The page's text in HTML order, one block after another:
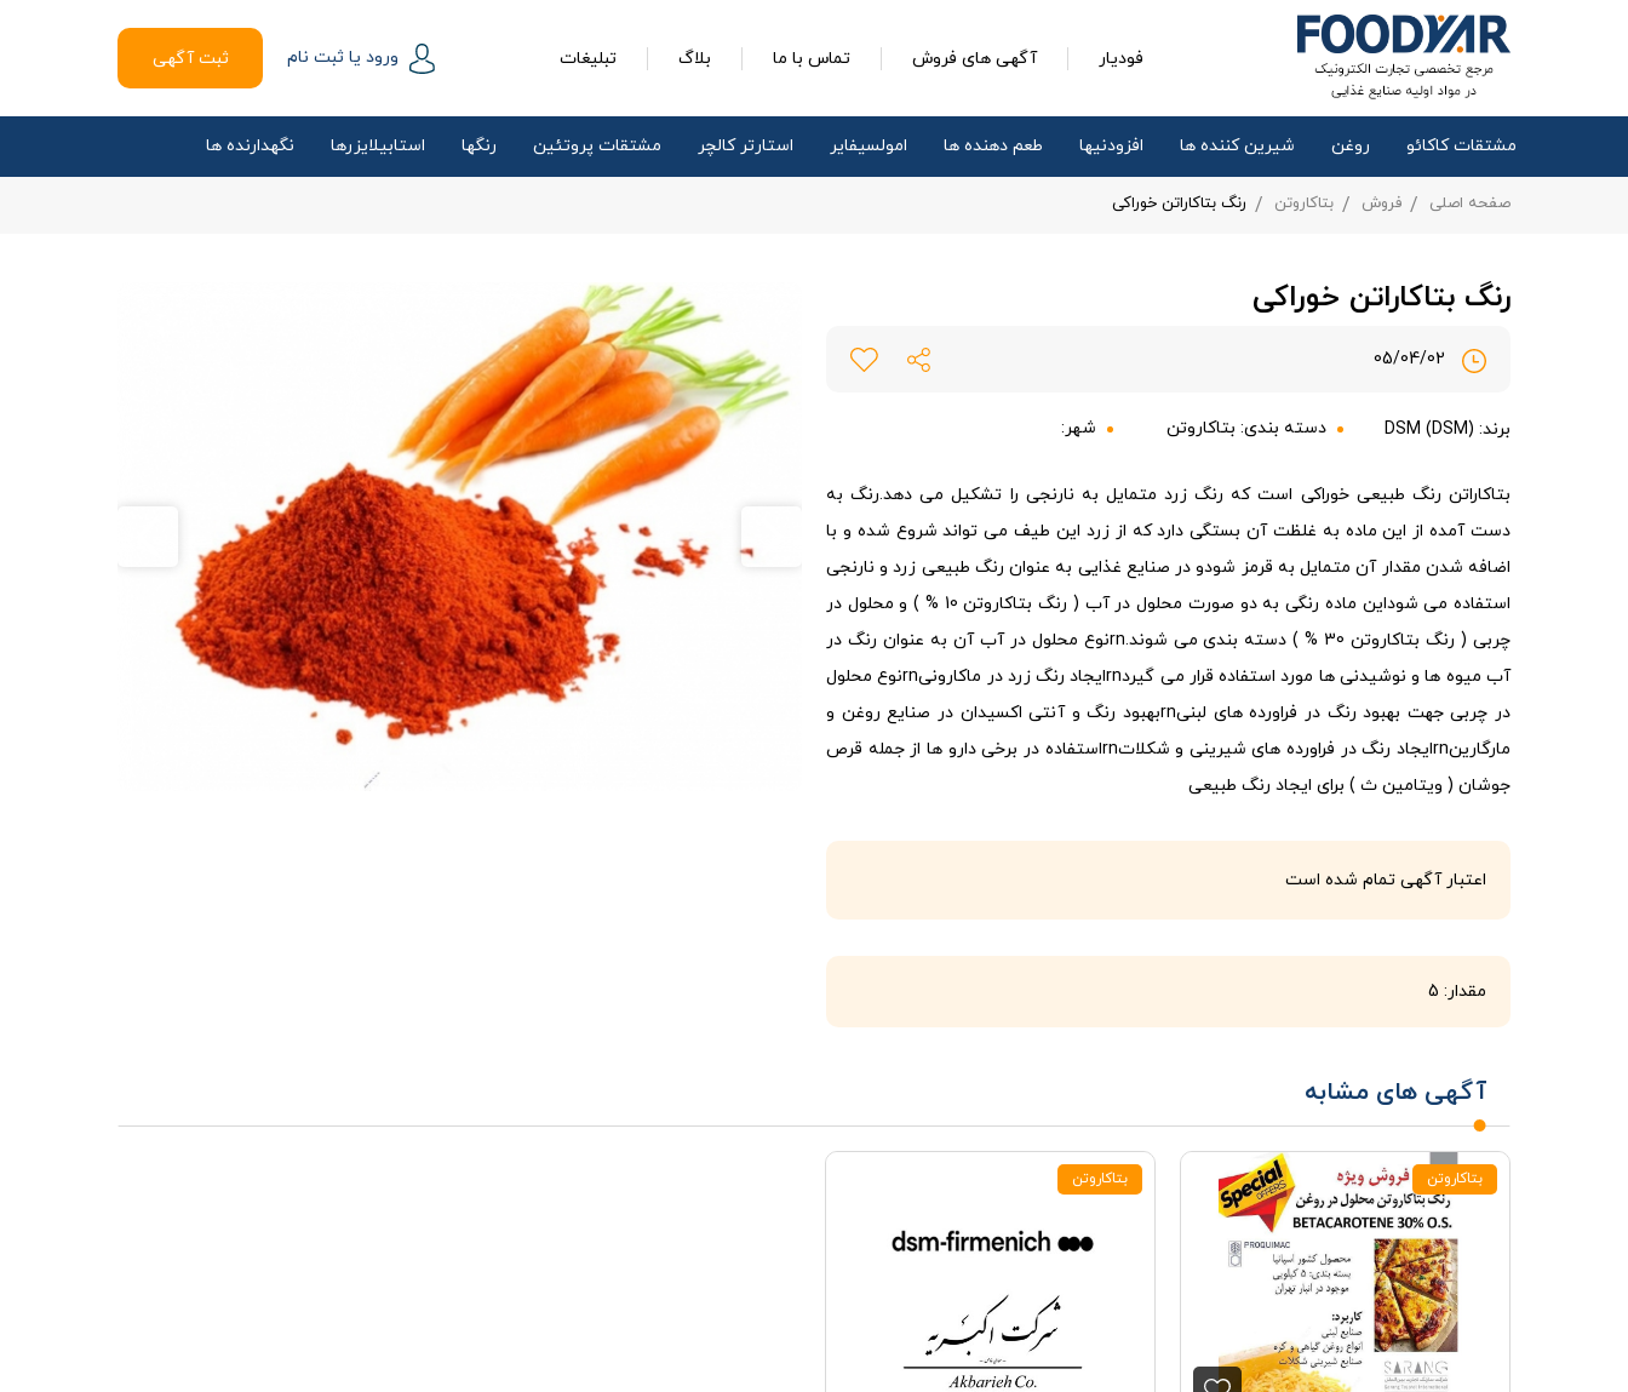
فودیار آگهی های فروش تماس با ما بلاگ تبلیغات ورود یا ثبت نام ثبت آگهی
مشتقات کاکائو روغن شیرین کننده ها افزودنیها طعم دهنده ها امولسیفایر استارتر کالچر مشتقات پروتئین رنگها استابیلایزرها نگهدارنده ها
صفحه اصلی فروش بتاکاروتن رنگ بتاکاراتن خوراکی
رنگ بتاکاراتن خوراکی
برند: DSM (DSM) دسته بندی: بتاکاروتن شهر:
بتاکاراتن رنگ طبیعی خوراکی است که رنگ زرد متمایل به نارنجی را تشکیل می دهد.رنگ به
دست آمده از این ماده به غلظت آن بستگی دارد که از زرد این طیف می تواند شروع شده و با
اضافه شدن مقدار آن متمایل به قرمز شودو در صنایع غذایی به عنوان رنگ طبیعی زرد و نارنجی
استفاده می شوداین ماده رنگی به دو صورت محلول در آب ( رنگ بتاکاروتن 10 % ) و محلول در
چربی ( رنگ بتاکاروتن 30 % ) دسته بندی می شوند.rnنوع محلول در آب آن به عنوان رنگ در
آب میوه ها و نوشیدنی ها مورد استفاده قرار می گیردrnایجاد رنگ زرد در ماکارونیrnنوع محلول
در چربی جهت بهبود رنگ در فراورده های لبنیrnبهبود رنگ و آنتی اکسیدان در صنایع روغن و
مارگارینrnایجاد رنگ در فراورده های شیرینی و شکلاتrnاستفاده در برخی دارو ها از جمله قرص
جوشان ( ویتامین ث ) برای ایجاد رنگ طبیعی
اعتبار آگهی تمام شده است
مقدار: 5
آگهی های مشابه
بتاکاروتن بتاکاروتن